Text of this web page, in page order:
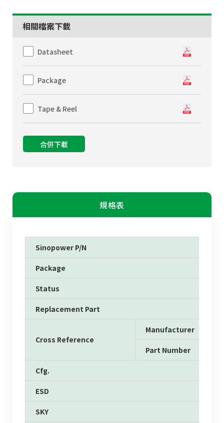
相關檔案下載
Datasheet
Package
Tape & Reel
合併下載
規格表
Sinopower P/N
Package
Status
Replacement Part
Cross Reference
Manufacturer
Part Number
Cfg.
ESD
SKY